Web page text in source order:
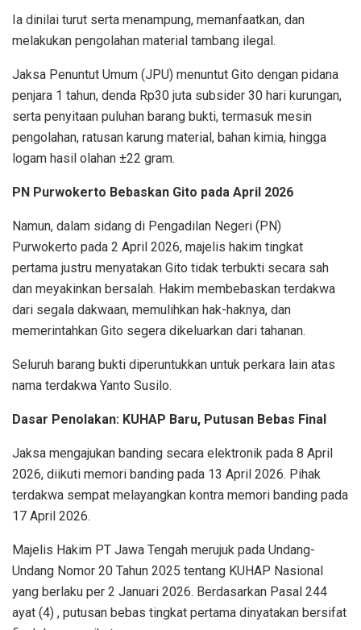
Ia dinilai turut serta menampung, memanfaatkan, dan
melakukan pengolahan material tambang ilegal.
Jaksa Penuntut Umum (JPU) menuntut Gito dengan pidana
penjara 1 tahun, denda Rp30 juta subsider 30 hari kurungan,
serta penyitaan puluhan barang bukti, termasuk mesin
pengolahan, ratusan karung material, bahan kimia, hingga
logam hasil olahan ±22 gram.
PN Purwokerto Bebaskan Gito pada April 2026
Namun, dalam sidang di Pengadilan Negeri (PN)
Purwokerto pada 2 April 2026, majelis hakim tingkat
pertama justru menyatakan Gito tidak terbukti secara sah
dan meyakinkan bersalah. Hakim membebaskan terdakwa
dari segala dakwaan, memulihkan hak-haknya, dan
memerintahkan Gito segera dikeluarkan dari tahanan.
Seluruh barang bukti diperuntukkan untuk perkara lain atas
nama terdakwa Yanto Susilo.
Dasar Penolakan: KUHAP Baru, Putusan Bebas Final
Jaksa mengajukan banding secara elektronik pada 8 April
2026, diikuti memori banding pada 13 April 2026. Pihak
terdakwa sempat melayangkan kontra memori banding pada
17 April 2026.
Majelis Hakim PT Jawa Tengah merujuk pada Undang-
Undang Nomor 20 Tahun 2025 tentang KUHAP Nasional
yang berlaku per 2 Januari 2026. Berdasarkan Pasal 244
ayat (4) , putusan bebas tingkat pertama dinyatakan bersifat